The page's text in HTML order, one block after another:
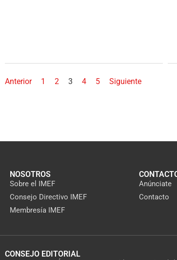
Anterior 1 2 3 4 5 Siguiente
NOSOTROS
Sobre el IMEF
Consejo Directivo IMEF
Membresía IMEF
Anúnciate
Contacto
CONSEJO EDITORIAL